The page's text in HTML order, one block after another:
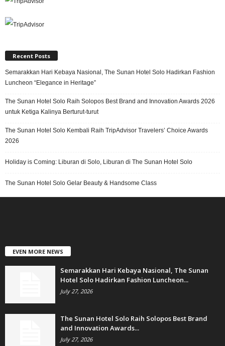
Recent Posts
Semarakkan Hari Kebaya Nasional, The Sunan Hotel Solo Hadirkan Fashion
Luncheon “Elegance in Heritage”
The Sunan Hotel Solo Raih Solopos Best Brand and Innovation Awards 2026
untuk Ketiga Kalinya Berturut-turut
The Sunan Hotel Solo Kembali Raih TripAdvisor Travelers’ Choice Awards
2026
Holiday is Coming: Liburan di Solo, Liburan di The Sunan Hotel Solo
The Sunan Hotel Solo Gelar Beauty & Handsome Class
EVEN MORE NEWS
Semarakkan Hari Kebaya Nasional, The Sunan
Hotel Solo Hadirkan Fashion Luncheon...
July 27, 2026
The Sunan Hotel Solo Raih Solopos Best Brand
and Innovation Awards...
July 27, 2026